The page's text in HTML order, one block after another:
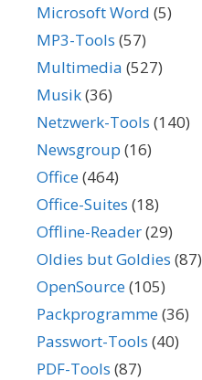
Microsoft Word (5)
MP3-Tools (57)
Multimedia (527)
Musik(36)
Netzwerk-Tools (140)
Newsgroup (16)
Office(464)
Office-Suites (18)
Offline-Reader(29)
Oldies but Goldies (87)
OpenSource(105)
Packprogramme(36)
Passwort-Tools (40)
PDF-Tools (87)